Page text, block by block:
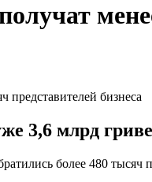
3,6 млрд
более 480